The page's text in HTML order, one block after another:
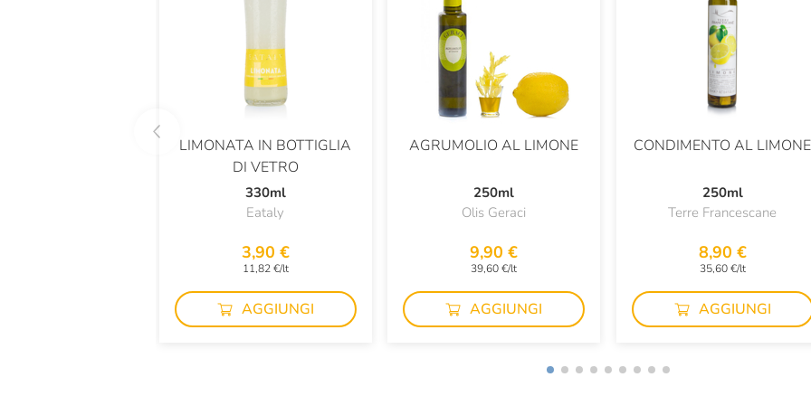
LIMONATA IN BOTTIGLIA
DI VETRO
330ml
Eataly
3,90 €
11,82 €/lt
AGGIUNGI
AGRUMOLIO AL LIMONE
250ml
Olis Geraci
9,90 €
39,60 €/lt
AGGIUNGI
CONDIMENTO AL LIMONE
250ml
Terre Francescane
8,90 €
35,60 €/lt
AGGIUNGI